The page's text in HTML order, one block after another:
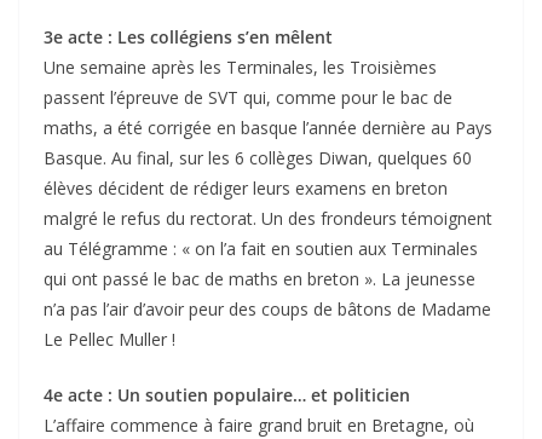
3e acte : Les collégiens s’en mêlent
Une semaine après les Terminales, les Troisièmes
passent l’épreuve de SVT qui, comme pour le bac de
maths, a été corrigée en basque l’année dernière au Pays
Basque. Au final, sur les 6 collèges Diwan, quelques 60
élèves décident de rédiger leurs examens en breton
malgré le refus du rectorat. Un des frondeurs témoignent
au Télégramme : « on l’a fait en soutien aux Terminales
qui ont passé le bac de maths en breton ». La jeunesse
n’a pas l’air d’avoir peur des coups de bâtons de Madame
Le Pellec Muller !
4e acte : Un soutien populaire… et politicien
L’affaire commence à faire grand bruit en Bretagne, où